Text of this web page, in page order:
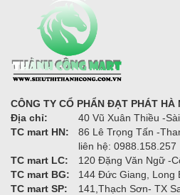
CÔNG TY CỔ PHẨN ĐẠT PHÁT HÀ
Địa chỉ:
40 Vũ Xuân Thiều -
TC mart HN:
86 Lê Trọng Tấn -
liên hệ: 0988.158.257
TC mart LC:
120 Đặng Văn Ngữ -
TC mart BG:
144 Đức Giang, Long
TC mart SP:
141,Thạch Sơn- TX